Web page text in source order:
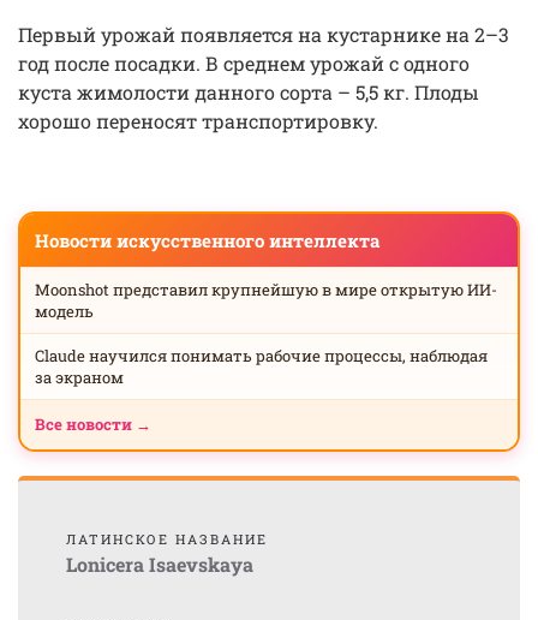
Первый урожай появляется на кустарнике на 2–3
год после посадки. В среднем урожай с одного
куста жимолости данного сорта – 5,5 кг. Плоды
хорошо переносят транспортировку.
Новости искусственного интеллекта
Moonshot представил крупнейшую в мире открытую ИИ-
модель
Claude научился понимать рабочие процессы, наблюдая
за экраном
Все новости →
ЛАТИНСКОЕ НАЗВАНИЕ
Lonicera Isaevskaya